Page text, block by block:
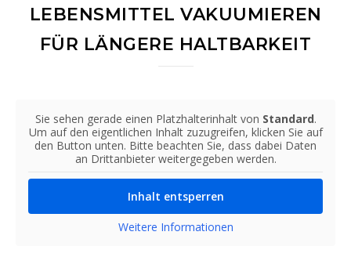
LEBENSMITTEL VAKUUMIEREN
FÜR LÄNGERE HALTBARKEIT
Sie sehen gerade einen Platzhalterinhalt von Standard.
Um auf den eigentlichen Inhalt zuzugreifen, klicken Sie auf
den Button unten. Bitte beachten Sie, dass dabei Daten
an Drittanbieter weitergegeben werden.
Inhalt entsperren
Weitere Informationen